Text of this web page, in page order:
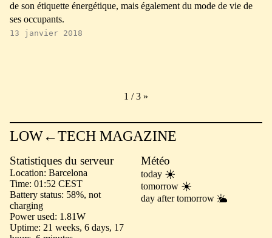
de son étiquette énergétique, mais également du mode de vie de
ses occupants.
13 janvier 2018
1 / 3 »
LOW←TECH MAGAZINE
Statistiques du serveur
Location Barcelona
Time 01:52 CEST
Battery status 58%, not
charging
Power used 1.81W
Uptime 21 weeks, 6 days, 17
Météo
today
tomorrow
day after tomorrow